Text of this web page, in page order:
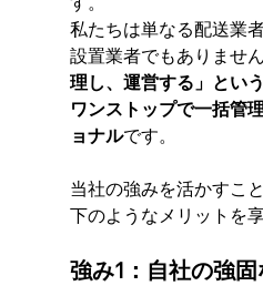
私たちは単なる配送業
設置業者でもありません
理し、運営する」とい
ワンストップで一括管
ョナルです。
当社の強みを活かすこ
下のようなメリットを
強み1：自社の強